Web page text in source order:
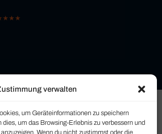
verwalten
um Geräteinformationen zu speichern
um das Browsing-Erlebnis zu verbessern und
Wenn du nicht zustimmst oder die